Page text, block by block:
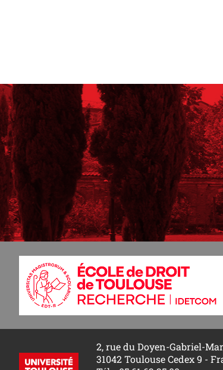
2, rue du Doyen-Gabriel-
31042 Toulouse Cedex 9 -